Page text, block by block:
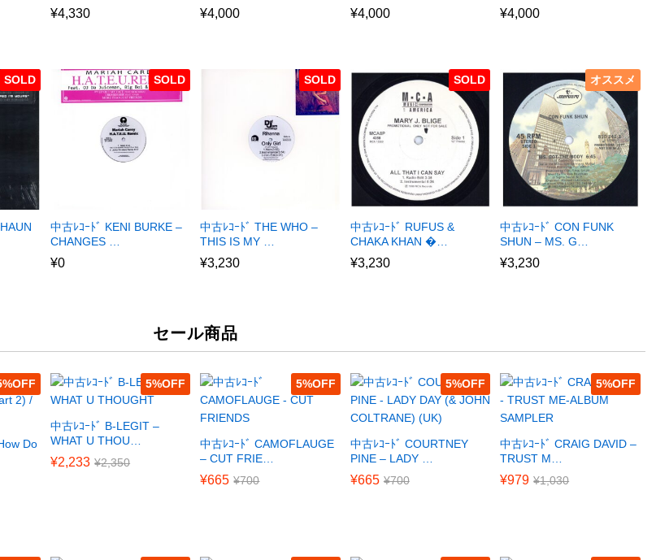
¥4,330 ¥4,000 ¥4,000 ¥4,000
SOLD SOLD
中古ﾚｺｰﾄﾞ KENI BURKE –
CHANGES …
¥0
SOLD
中古ﾚｺｰﾄﾞ THE WHO –
THIS IS MY …
¥3,230
SOLD
中古ﾚｺｰﾄﾞ RUFUS &
CHAKA KHAN �…
¥3,230
オススメ
中古ﾚｺｰﾄﾞ CON FUNK
SHUN – MS. G…
¥3,230
セール商品
%
Do
5%
中古ﾚｺｰﾄﾞ B-LEGIT –
WHAT U THOU…
¥2,233 ¥2,350
5%
中古ﾚｺｰﾄﾞ CAMOFLAUGE
– CUT FRIE…
¥665 ¥700
5%
中古ﾚｺｰﾄﾞ COURTNEY
PINE – LADY …
¥665 ¥700
5%
中古ﾚｺｰﾄﾞ CRAIG DAVID –
TRUST M…
¥979 ¥1,030